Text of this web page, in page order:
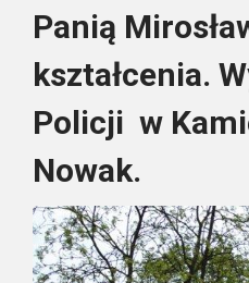
Panią
kształcenia.
Policji w
Nowak.